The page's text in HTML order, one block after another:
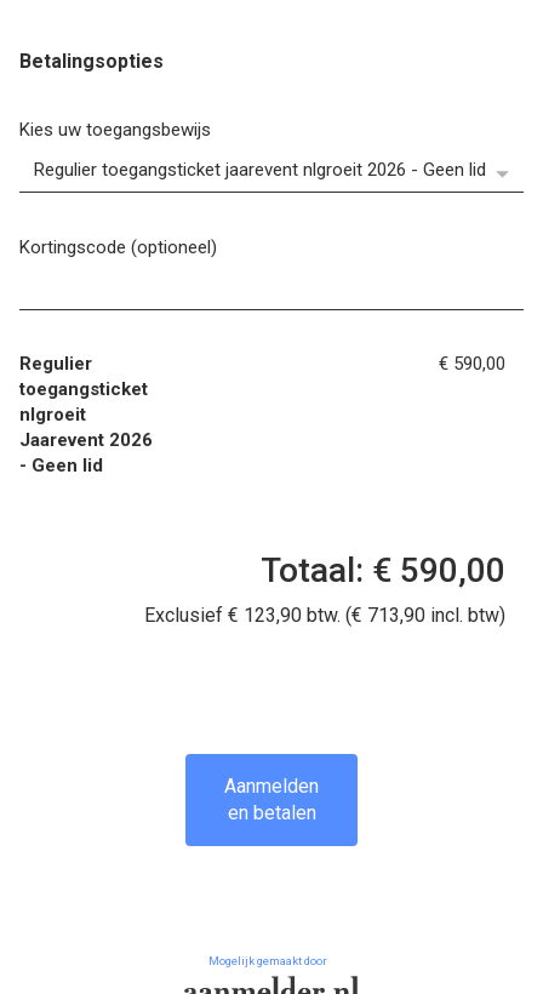
Betalingsopties
Kies uw toegangsbewijs
Kortingscode (optioneel)
Regulier
toegangsticket
nlgroeit
Jaarevent 2026
- Geen lid
€ 590,00
Totaal: € 590,00
Exclusief € 123,90 btw. (€ 713,90 incl. btw)
Aanmelden
en betalen
Mogelijk gemaakt door